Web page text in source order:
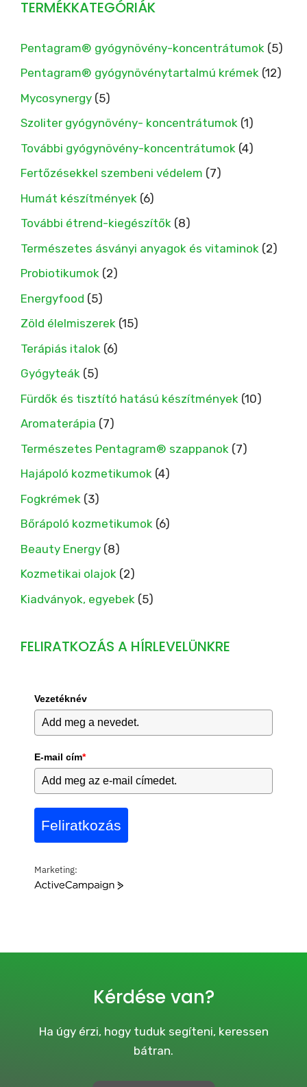
TERMÉKKATEGÓRIÁK
Pentagram® gyógynövény-koncentrátumok (5)
Pentagram® gyógynövénytartalmú krémek (12)
Mycosynergy (5)
Szoliter gyógynövény- koncentrátumok (1)
További gyógynövény-koncentrátumok (4)
Fertőzésekkel szembeni védelem (7)
Humát készítmények (6)
További étrend-kiegészítők (8)
Természetes ásványi anyagok és vitaminok (2)
Probiotikumok (2)
Energyfood (5)
Zöld élelmiszerek (15)
Terápiás italok (6)
Gyógyteák (5)
Fürdők és tisztító hatású készítmények (10)
Aromaterápia (7)
Természetes Pentagram® szappanok (7)
Hajápoló kozmetikumok (4)
Fogkrémek (3)
Bőrápoló kozmetikumok (6)
Beauty Energy (8)
Kozmetikai olajok (2)
Kiadványok, egyebek (5)
FELIRATKOZÁS A HÍRLEVELÜNKRE
Vezetéknév
E-mail cím*
Feliratkozás
Marketing:
A
e
Kérdése van?
Ha úgy érzi, hogy tuduk segíteni, keressen
bátran.